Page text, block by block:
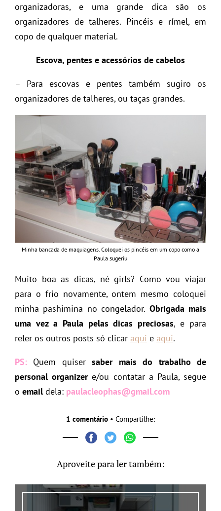
organizadoras, e uma grande dica são os
organizadores de talheres. Pincéis e rímel, em
copo de qualquer material.
Escova, pentes e acessórios de cabelos
– Para escovas e pentes também sugiro os
organizadores de talheres, ou taças grandes.
Minha bancada de maquiagens. Coloquei os pincéis em um copo como a
Paula sugeriu
Muito boa as dicas, né girls? Como vou viajar
para o frio novamente, ontem mesmo coloquei
minha pashimina no congelador. Obrigada mais
uma vez a Paula pelas dicas preciosas, e para
reler os outros posts só clicar aqui e aqui.
PS: Quem quisersaber mais do trabalho de
personal organizere/ou contatar a Paula, segue
o emaildela: paulacleophas@gmail.com
1 comentário • Compartilhe:
Aproveite para ler também: